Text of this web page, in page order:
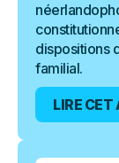
dispositions
familial.
LIRE CET